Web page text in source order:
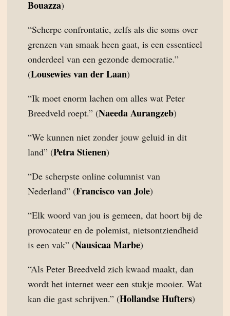
Bouazza)
“Scherpe confrontatie, zelfs als die soms over
grenzen van smaak heen gaat, is een essentieel
onderdeel van een gezonde democratie.”
(Lousewies van der Laan)
“Ik moet enorm lachen om alles wat Peter
Breedveld roept.” (Naeeda Aurangzeb)
“We kunnen niet zonder jouw geluid in dit
land” (Petra Stienen)
“De scherpste online columnist van
Nederland” (Francisco van Jole)
“Elk woord van jou is gemeen, dat hoort bij de
provocateur en de polemist, nietsontziendheid
is een vak” (Nausicaa Marbe)
“Als Peter Breedveld zich kwaad maakt, dan
wordt het internet weer een stukje mooier. Wat
kan die gast schrijven.” (Hollandse Hufters)